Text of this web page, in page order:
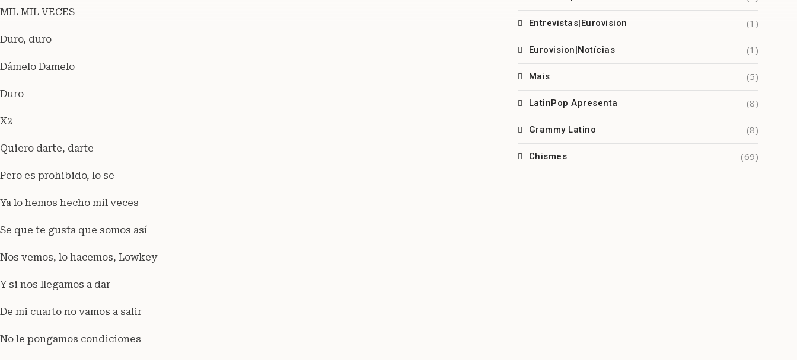
MIL MIL VECES
Duro, duro
Dámelo Damelo
Duro
X2
Quiero darte, darte
Pero es prohibido, lo se
Ya lo hemos hecho mil veces
Se que te gusta que somos así
Nos vemos, lo hacemos, Lowkey
Y si nos llegamos a dar
De mi cuarto no vamos a salir
No le pongamos condiciones
Entrevistas|Eurovision (1)
Eurovision|Notícias (1)
Mais (5)
LatinPop Apresenta (8)
Grammy Latino (8)
Chismes (69)